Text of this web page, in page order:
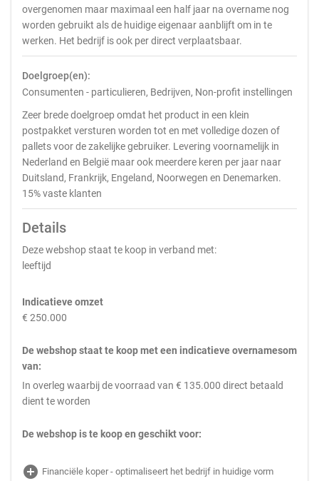
overgenomen maar maximaal een half jaar na overname nog
worden gebruikt als de huidige eigenaar aanblijft om in te
werken. Het bedrijf is ook per direct verplaatsbaar.
Doelgroep(en):
Consumenten - particulieren, Bedrijven, Non-profit instellingen
Zeer brede doelgroep omdat het product in een klein
postpakket versturen worden tot en met volledige dozen of
pallets voor de zakelijke gebruiker. Levering voornamelijk in
Nederland en België maar ook meerdere keren per jaar naar
Duitsland, Frankrijk, Engeland, Noorwegen en Denemarken.
15% vaste klanten
Details
Deze webshop staat te koop in verband met:
leeftijd
Indicatieve omzet
€ 250.000
De webshop staat te koop met een indicatieve overnamesom
van:
In overleg waarbij de voorraad van € 135.000 direct betaald
dient te worden
De webshop is te koop en geschikt voor:
add_circle Financiële koper - optimaliseert het bedrijf in huidige vorm